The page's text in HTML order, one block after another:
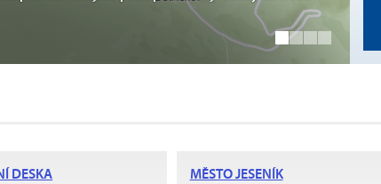
DESKA MĚSTO JESENÍK